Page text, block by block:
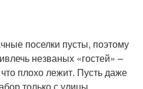
поселки пусты, поэтому
незваных «гостей» –
плохо лежит. Пусть даже